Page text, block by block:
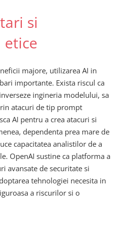
si
etice
majore, utilizarea AI in
importante. Exista riscul ca
ingineria modelului, sa
atacuri de tip prompt
AI pentru a crea atacuri si
dependenta prea mare de
capacitatea analistilor de a
OpenAI sustine ca platforma a
avansate de securitate si
tehnologiei necesita in
a riscurilor si o